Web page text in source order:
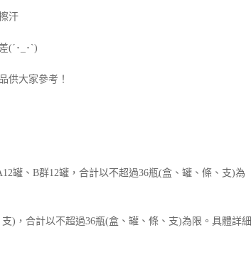
汗
(´･_･`)
供大家參考！
罐、B群12罐，合計以不超過36瓶(盒、罐、條、支)為
)，合計以不超過36瓶(盒、罐、條、支)為限。具體詳細